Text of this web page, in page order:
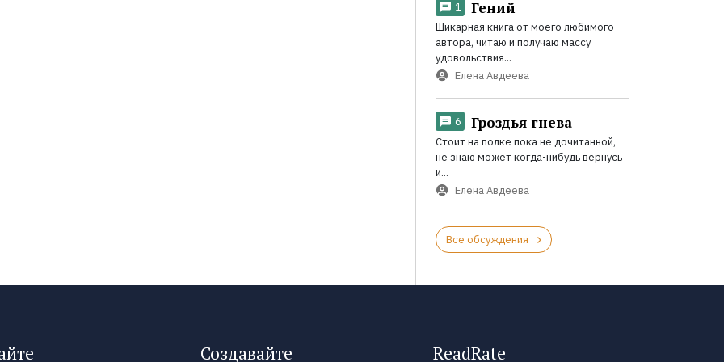
1 Гений
Шикарная книга от моего любимого
автора, читаю и получаю массу
удовольствия...
Елена Авдеева
6 Гроздья гнева
Стоит на полке пока не дочитанной,
не знаю может когда-нибудь вернусь
и...
Елена Авдеева
Все обсуждения
Создавайте ReadRate